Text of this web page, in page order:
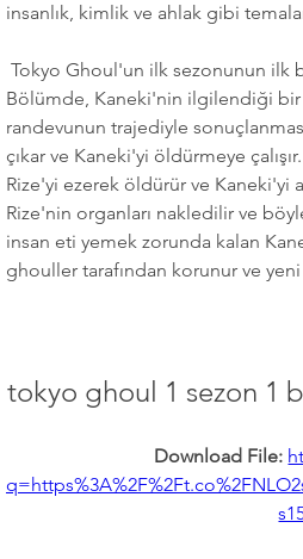
insanlık, kimlik ve ahlak gibi
Bölümde, Kaneki'nin ilgilendiği bir
randevunun trajediyle
çıkar ve Kaneki'yi öldürmeye
Rize'yi ezerek öldürür ve Kaneki'yi
Rize'nin organları nakledilir ve
insan eti yemek zorunda kalan
ghouller tarafından korunur ve yeni
tokyo ghoul 1 sezon 1
Download File: